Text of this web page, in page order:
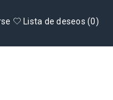
Lista de deseos (0)